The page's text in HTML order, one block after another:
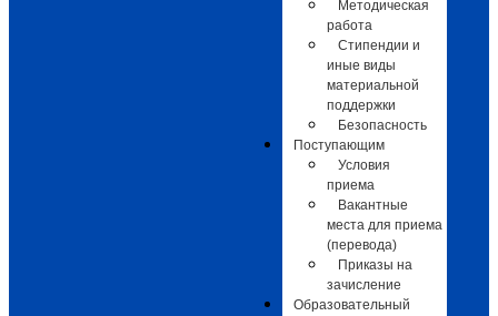
Методическая
работа
Стипендии и
иные виды
материальной
поддержки
Безопасность
Поступающим
Условия
приема
Вакантные
места для приема
(перевода)
Приказы на
зачисление
Образовательный